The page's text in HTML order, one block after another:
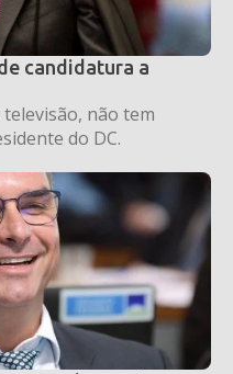
candidatura a
não tem
do DC.